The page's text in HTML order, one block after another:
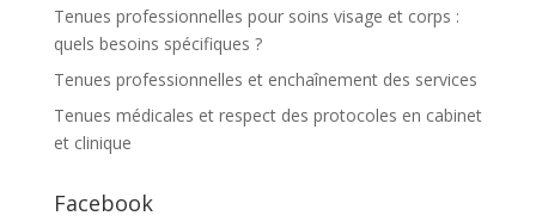
Tenues professionnelles pour soins visage et corps :
quels besoins spécifiques ?
Tenues professionnelles et enchaînement des services
Tenues médicales et respect des protocoles en cabinet
et clinique
Facebook